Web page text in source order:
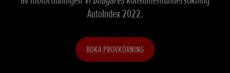
AutoIndex 2022.
BOKA PROVKÖRNING